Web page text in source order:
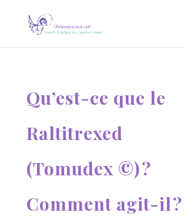
Qu’est-ce que le
Raltitrexed
(Tomudex ©) ?
Comment agit-il ?